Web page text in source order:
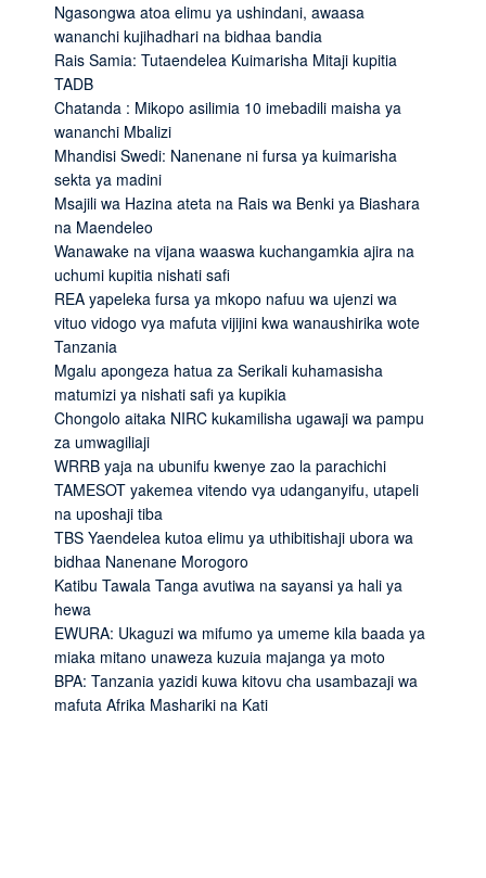
Ngasongwa atoa elimu ya ushindani, awaasa
wananchi kujihadhari na bidhaa bandia
Rais Samia: Tutaendelea Kuimarisha Mitaji kupitia
TADB
Chatanda : Mikopo asilimia 10 imebadili maisha ya
wananchi Mbalizi
Mhandisi Swedi: Nanenane ni fursa ya kuimarisha
sekta ya madini
Msajili wa Hazina ateta na Rais wa Benki ya Biashara
na Maendeleo
Wanawake na vijana waaswa kuchangamkia ajira na
uchumi kupitia nishati safi
REA yapeleka fursa ya mkopo nafuu wa ujenzi wa
vituo vidogo vya mafuta vijijini kwa wanaushirika wote
Tanzania
Mgalu apongeza hatua za Serikali kuhamasisha
matumizi ya nishati safi ya kupikia
Chongolo aitaka NIRC kukamilisha ugawaji wa pampu
za umwagiliaji
WRRB yaja na ubunifu kwenye zao la parachichi
TAMESOT yakemea vitendo vya udanganyifu, utapeli
na uposhaji tiba
TBS Yaendelea kutoa elimu ya uthibitishaji ubora wa
bidhaa Nanenane Morogoro
Katibu Tawala Tanga avutiwa na sayansi ya hali ya
hewa
EWURA: Ukaguzi wa mifumo ya umeme kila baada ya
miaka mitano unaweza kuzuia majanga ya moto
BPA: Tanzania yazidi kuwa kitovu cha usambazaji wa
mafuta Afrika Mashariki na Kati